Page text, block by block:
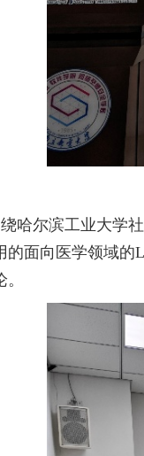
哈尔滨工业大学
的面向医学领域